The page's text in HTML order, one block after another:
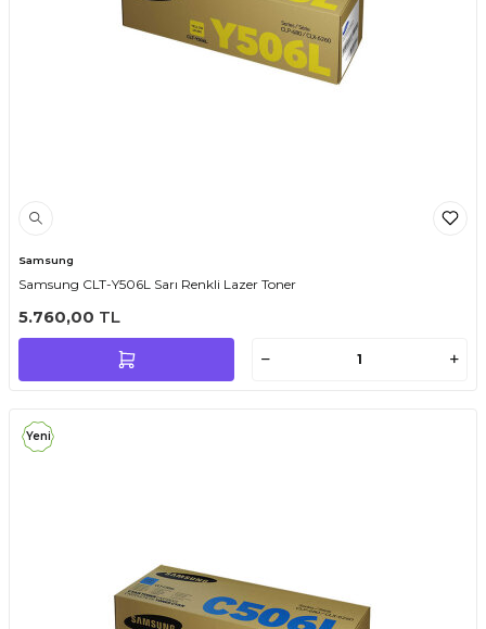
Samsung
Samsung CLT-Y506L Sarı Renkli Lazer Toner
5.760,00 TL
Yeni